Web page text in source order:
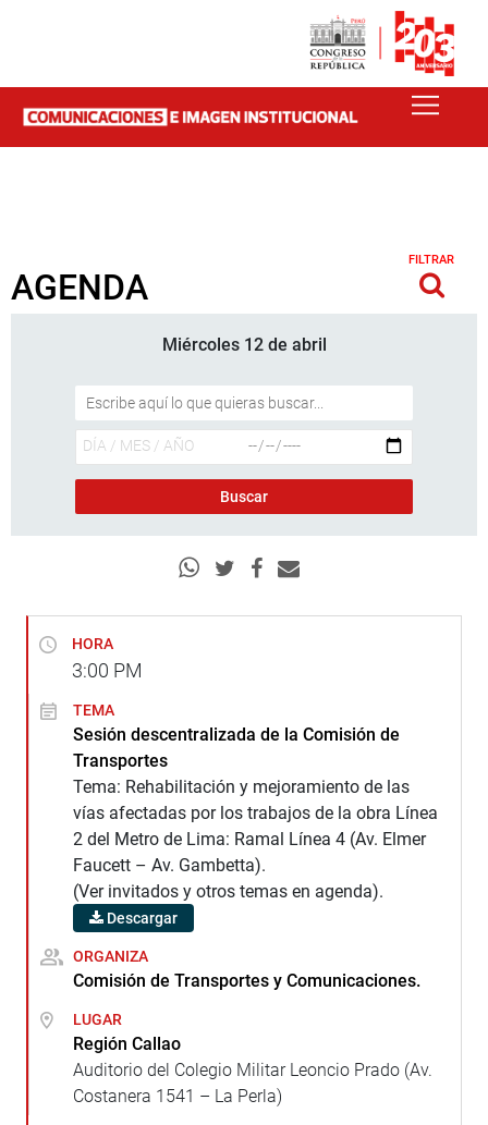
AGENDA
FILTRAR
Miércoles 12 de abril
HORA
3:00 PM
TEMA
Sesión descentralizada de la Comisión de
Transportes
Tema: Rehabilitación y mejoramiento de las
vías afectadas por los trabajos de la obra Línea
2 del Metro de Lima: Ramal Línea 4 (Av. Elmer
Faucett – Av. Gambetta).
(Ver invitados y otros temas en agenda).
Descargar
ORGANIZA
Comisión de Transportes y Comunicaciones.
LUGAR
Región Callao
Auditorio del Colegio Militar Leoncio Prado (Av.
Costanera 1541 – La Perla)